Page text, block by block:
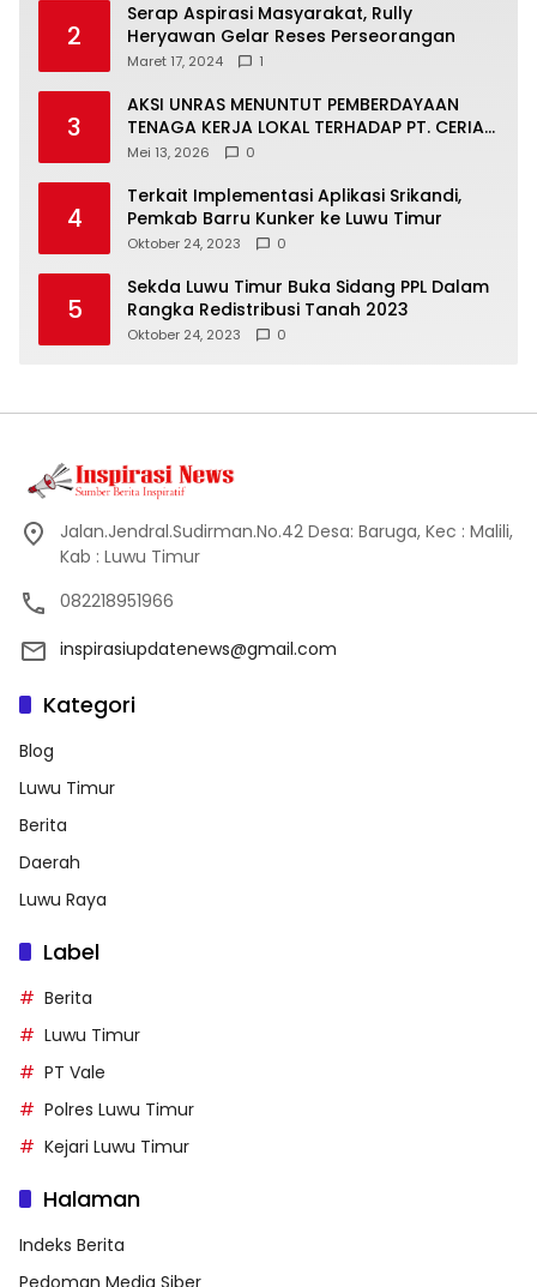
2
Serap Aspirasi Masyarakat, Rully
Heryawan Gelar Reses Perseorangan
Maret 17, 2024 1
3
AKSI UNRAS MENUNTUT PEMBERDAYAAN
TENAGA KERJA LOKAL TERHADAP PT. CERIA
NUGRAHA LESTARI
Mei 13, 2026 0
4
Terkait Implementasi Aplikasi Srikandi,
Pemkab Barru Kunker ke Luwu Timur
Oktober 24, 2023 0
5
Sekda Luwu Timur Buka Sidang PPL Dalam
Rangka Redistribusi Tanah 2023
Oktober 24, 2023 0
Jalan.Jendral.Sudirman.No.42 Desa: Baruga, Kec : Malili,
Kab : Luwu Timur
082218951966
inspirasiupdatenews@gmail.com
Kategori
Blog
Luwu Timur
Berita
Daerah
Luwu Raya
Label
Berita
Luwu Timur
PT Vale
Polres Luwu Timur
Kejari Luwu Timur
Halaman
Indeks Berita